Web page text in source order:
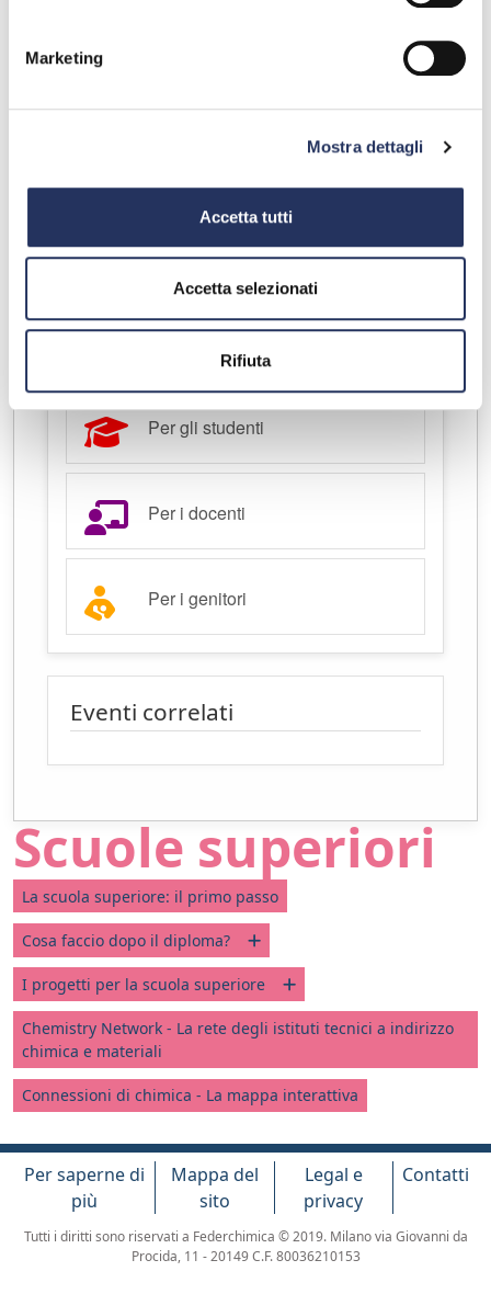
Marketing
Mostra dettagli
Accetta tutti
Accetta selezionati
Rifiuta
Orientamento in uscita
Target evento
Per gli studenti
Per i docenti
Per i genitori
Eventi correlati
Scuole superiori
La scuola superiore: il primo passo
Cosa faccio dopo il diploma?
I progetti per la scuola superiore
Chemistry Network - La rete degli istituti tecnici a indirizzo
chimica e materiali
Connessioni di chimica - La mappa interattiva
Per saperne di
più
Mappa del
sito
Legal e
privacy
Contatti
Tutti i diritti sono riservati a Federchimica © 2019. Milano via Giovanni da
Procida, 11 - 20149 C.F. 80036210153